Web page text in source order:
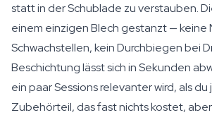
statt in der Schublade zu verstauben.
einem einzigen Blech gestanzt — keine
Schwachstellen, kein Durchbiegen bei
Beschichtung lässt sich in Sekunden
ein paar Sessions relevanter wird, als
Zubehörteil, das fast nichts kostet,